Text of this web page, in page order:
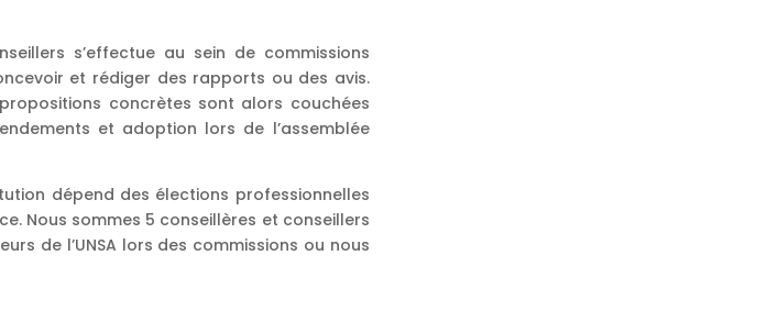
s’effectue au sein de commissions
et rédiger des rapports ou des avis.
concrètes sont alors couchées
et adoption lors de l’assemblée
dépend des élections professionnelles
Nous sommes 5 conseillères et conseillers
de l’UNSA lors des commissions ou nous